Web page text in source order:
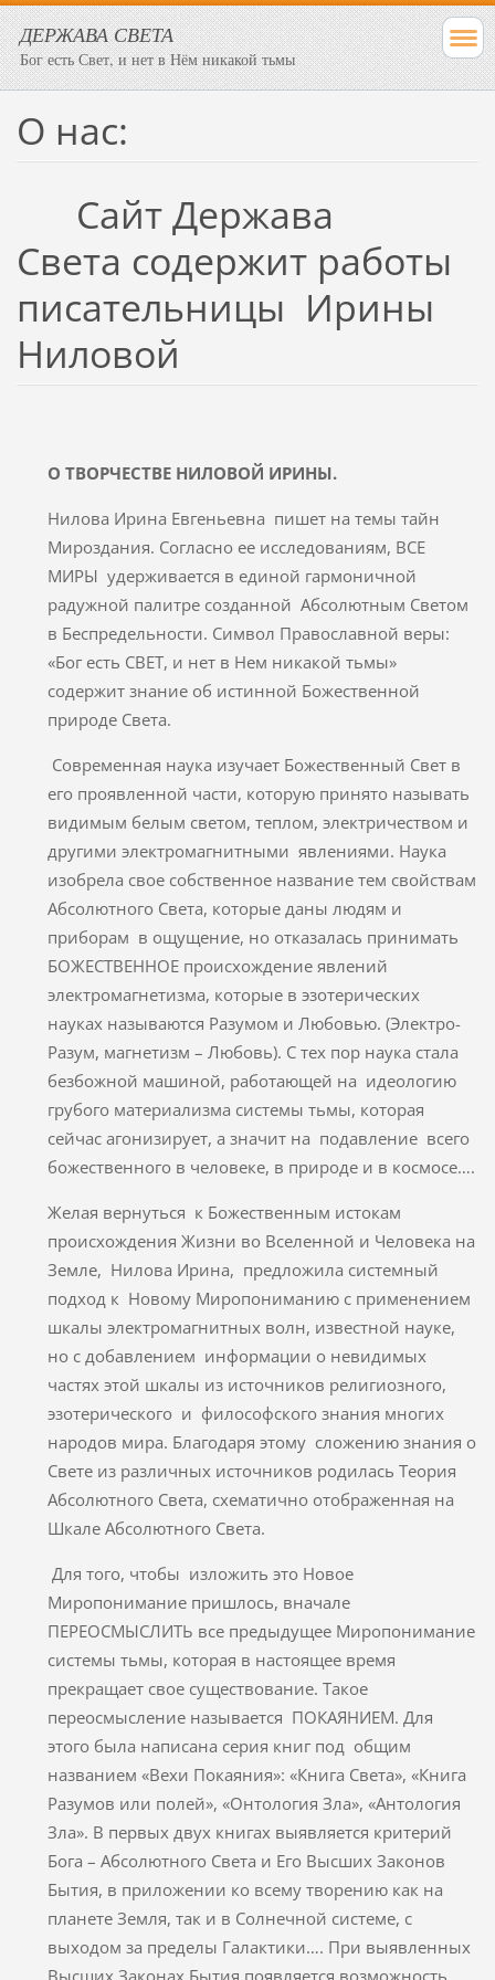
ДЕРЖАВА СВЕТА
Бог есть Свет, и нет в Нём никакой тьмы
О нас:
Сайт Держава
Света содержит работы
писательницы Ирины
Ниловой
О ТВОРЧЕСТВЕ НИЛОВОЙ ИРИНЫ.
Нилова Ирина Евгеньевна пишет на темы тайн
Мироздания. Согласно ее исследованиям, ВСЕ
МИРЫ удерживается в единой гармоничной
радужной палитре созданной Абсолютным Светом
в Беспредельности. Символ Православной веры:
«Бог есть СВЕТ, и нет в Нем никакой тьмы»
содержит знание об истинной Божественной
природе Света.
Современная наука изучает Божественный Свет в
его проявленной части, которую принято называть
видимым белым светом, теплом, электричеством и
другими электромагнитными явлениями. Наука
изобрела свое собственное название тем свойствам
Абсолютного Света, которые даны людям и
приборам в ощущение, но отказалась принимать
БОЖЕСТВЕННОЕ происхождение явлений
электромагнетизма, которые в эзотерических
науках называются Разумом и Любовью. (Электро-
Разум, магнетизм – Любовь). С тех пор наука стала
безбожной машиной, работающей на идеологию
грубого материализма системы тьмы, которая
сейчас агонизирует, а значит на подавление всего
божественного в человеке, в природе и в космосе….
Желая вернуться к Божественным истокам
происхождения Жизни во Вселенной и Человека на
Земле, Нилова Ирина, предложила системный
подход к Новому Миропониманию с применением
шкалы электромагнитных волн, известной науке,
но с добавлением информации о невидимых
частях этой шкалы из источников религиозного,
эзотерического и философского знания многих
народов мира. Благодаря этому сложению знания о
Свете из различных источников родилась Теория
Абсолютного Света, схематично отображенная на
Шкале Абсолютного Света.
Для того, чтобы изложить это Новое
Миропонимание пришлось, вначале
ПЕРЕОСМЫСЛИТЬ все предыдущее Миропонимание
системы тьмы, которая в настоящее время
прекращает свое существование. Такое
переосмысление называется ПОКАЯНИЕМ. Для
этого была написана серия книг под общим
названием «Вехи Покаяния»: «Книга Света», «Книга
Разумов или полей», «Онтология Зла», «Антология
Зла». В первых двух книгах выявляется критерий
Бога – Абсолютного Света и Его Высших Законов
Бытия, в приложении ко всему творению как на
планете Земля, так и в Солнечной системе, с
выходом за пределы Галактики…. При выявленных